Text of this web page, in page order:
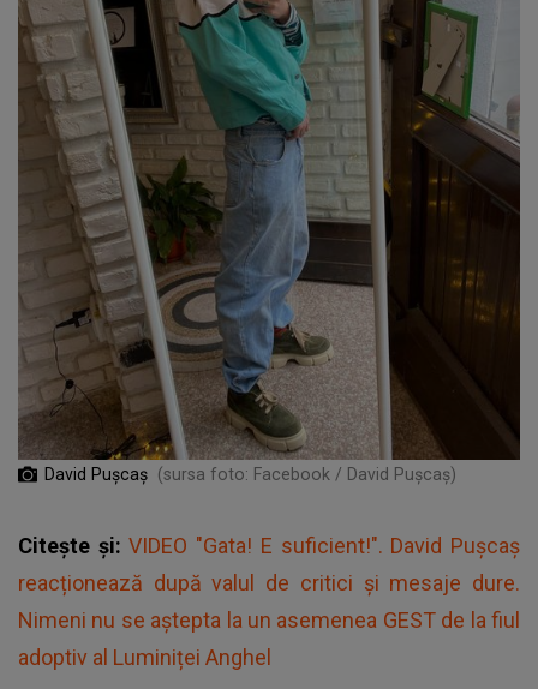
David Pușcaș (sursa foto: Facebook / David Pușcaș)
Citește și:VIDEO "Gata! E suficient!". David Pușcaș
reacționează după valul de critici și mesaje dure.
Nimeni nu se aștepta la un asemenea GEST de la fiul
adoptiv al Luminiței Anghel